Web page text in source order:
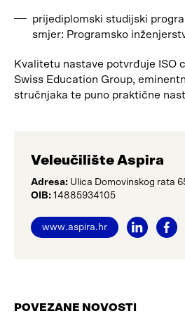
prijediplomski studijski
smjer: Programsko
Kvalitetu nastave potvrđuje ISO
Swiss Education Group,
stručnjaka te puno praktične
Veleučilište Aspira
Adresa: Ulica Domovinskog rata
OIB: 14885934105
www.aspira.hr
POVEZANE NOVOSTI